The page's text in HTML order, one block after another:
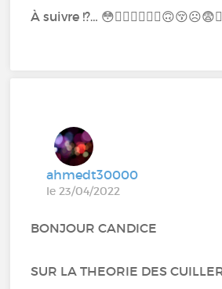
À suivre !?… 😳😵‍💫🤨😮‍💨🤭🙃😚☹️😨🤯
ahmedt30000
le 23/04/2022
BONJOUR CANDICE
SUR LA THEORIE DES